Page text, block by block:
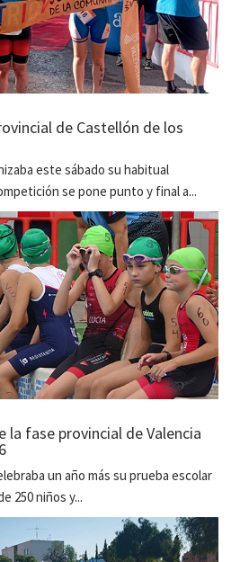
de Castellón de los
este sábado su habitual
se pone punto y final a...
la fase provincial de Valencia
un año más su prueba escolar
250 niños y...